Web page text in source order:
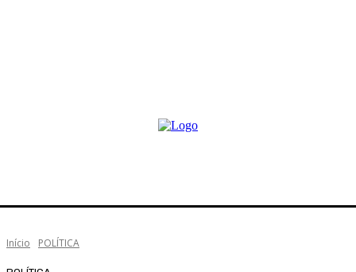
Início POLÍTICA